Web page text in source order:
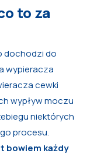
to za
dochodzi do
wypieracza
cewki
wypływ moczu
niektórych
procesu.
bowiem każdy